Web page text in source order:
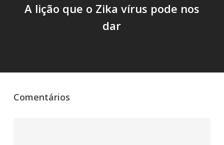
A lição que o Zika vírus pode nos
dar
Comentários